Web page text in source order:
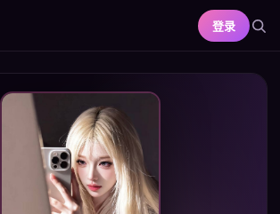
登录